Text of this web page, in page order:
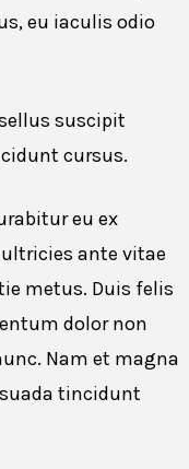
eu iaculis odio
suscipit
cursus.
eu ex
ante vitae
metus. Duis felis
dolor non
Nam et magna
tincidunt